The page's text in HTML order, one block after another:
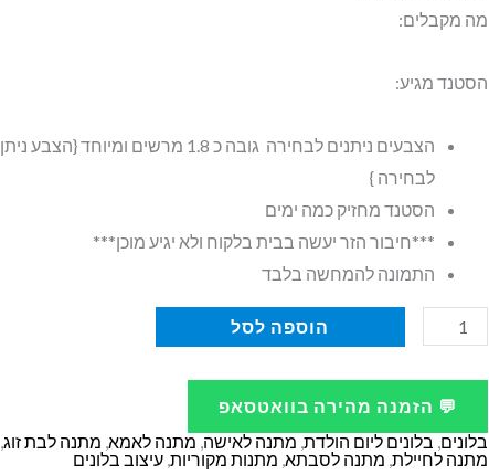
מה מקבלים:
הסטנד מגיע:
הצבעים ניתנים לבחירה גובה כ 1.8 מרשים ומיוחד {הצבע ניתן
לבחירה }
הסטנד מחזיק כמה ימים
***חיבור הזר יעשה בבית בלקוח ולא יגיע מוכן***
התמונה להמחשה בלבד
כמות
עיצוב
מבלונים
הוספה לסל
💬 הזמנה מהירה בוואטסאפ
בלונים, בלונים ליום הולדת, מתנה לאישה, מתנה לאמא, מתנה לבת זוג,
מתנה לחיילת, מתנה לסבתא, מתנות מקוריות,עיצוב בלונים